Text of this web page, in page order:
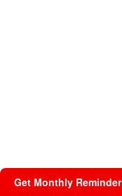
Get Monthly Reminder